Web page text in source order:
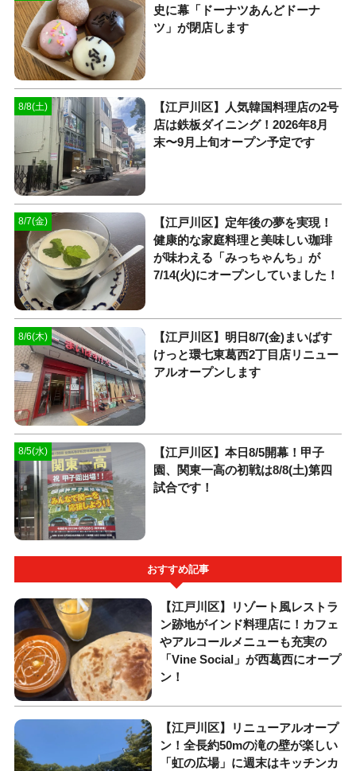
史に幕「ドーナツあんどドーナ
ツ」が閉店します
8/8(土)
【江戸川区】人気韓国料理店の2号
店は鉄板ダイニング！2026年8月
末〜9月上旬オープン予定です
8/7(金)
【江戸川区】定年後の夢を実現！
健康的な家庭料理と美味しい珈琲
が味わえる「みっちゃんち」が
7/14(火)にオープンしていました！
8/6(木)
【江戸川区】明日8/7(金)まいばす
けっと環七東葛西2丁目店リニュー
アルオープンします
8/5(水)
【江戸川区】本日8/5開幕！甲子
園、関東一高の初戦は8/8(土)第四
試合です！
おすすめ記事
【江戸川区】リゾート風レストラ
ン跡地がインド料理店に！カフェ
やアルコールメニューも充実の
「Vine Social」が西葛西にオープ
ン！
【江戸川区】リニューアルオープ
ン！全長約50mの滝の壁が楽しい
「虹の広場」に週末はキッチンカ